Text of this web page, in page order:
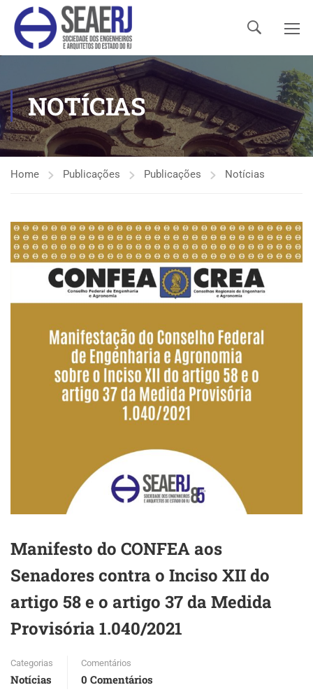
NOTÍCIAS
Home Publicações Publicações Notícias
Manifesto do CONFEA aos
Senadores contra o Inciso XII do
artigo 58 e o artigo 37 da Medida
Provisória 1.040/2021
Categorias
Notícias
Comentários
0 Comentários